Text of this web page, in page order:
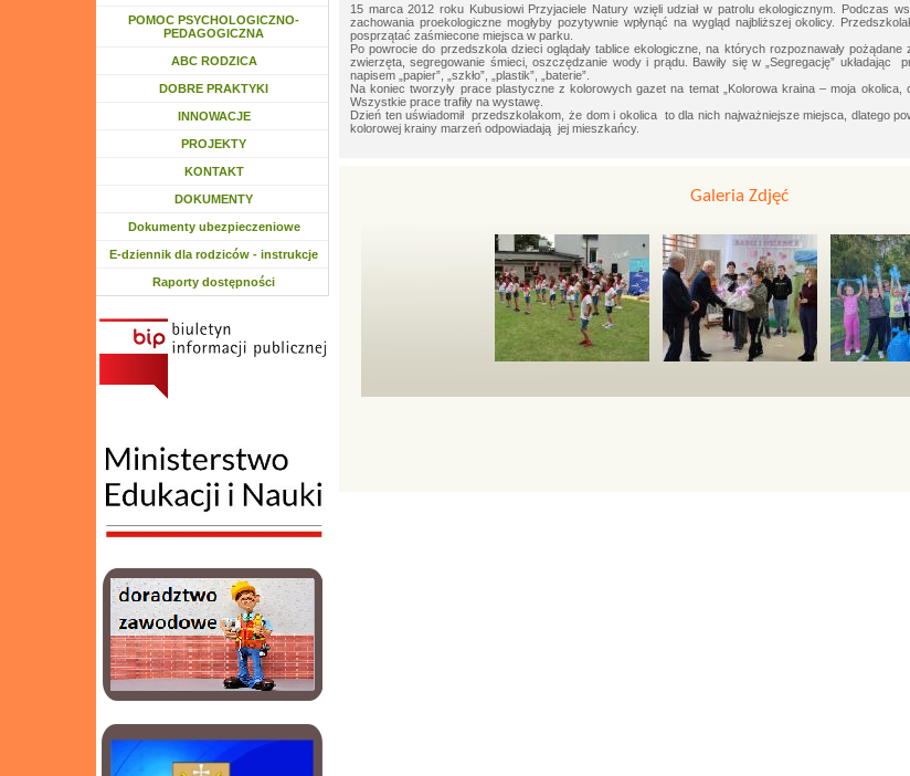
POMOC PSYCHOLOGICZNO-
PEDAGOGICZNA
ABC RODZICA
DOBRE PRAKTYKI
INNOWACJE
PROJEKTY
KONTAKT
DOKUMENTY
Dokumenty ubezpieczeniowe
E-dziennik dla rodziców - instrukcje
Raporty dostępności
15 marca 2012 roku Kubusiowi Przyjaciele Natury wzięli udział w patrolu ekologicznym. Podczas
zachowania proekologiczne mogłyby pozytywnie wpłynąć na wygląd najbliższej okolicy.
posprzątać zaśmiecone miejsca w parku.
Po powrocie do przedszkola dzieci oglądały tablice ekologiczne, na których rozpoznawały
zwierzęta, segregowanie śmieci, oszczędzanie wody i prądu. Bawiły się w „Segregację” układając
napisem „papier”, „szkło”, „plastik”, „baterie”.
Na koniec tworzyły prace plastyczne z kolorowych gazet na temat „Kolorowa kraina – moja okolica,
Wszystkie prace trafiły na wystawę.
Dzień ten uświadomił przedszkolakom, że dom i okolica to dla nich najważniejsze miejsca, dlatego
kolorowej krainy marzeń odpowiadają jej mieszkańcy.
Galeria Zdjęć